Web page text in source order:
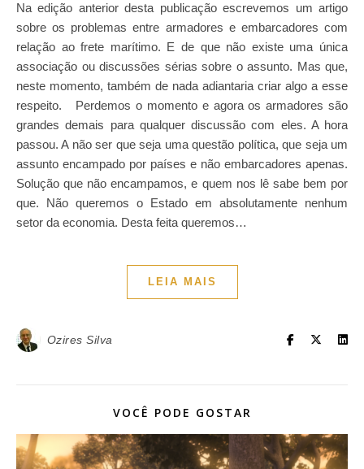
Na edição anterior desta publicação escrevemos um artigo
sobre os problemas entre armadores e embarcadores com
relação ao frete marítimo. E de que não existe uma única
associação ou discussões sérias sobre o assunto. Mas que,
neste momento, também de nada adiantaria criar algo a esse
respeito. Perdemos o momento e agora os armadores são
grandes demais para qualquer discussão com eles. A hora
passou. A não ser que seja uma questão política, que seja um
assunto encampado por países e não embarcadores apenas.
Solução que não encampamos, e quem nos lê sabe bem por
que. Não queremos o Estado em absolutamente nenhum
setor da economia. Desta feita queremos…
LEIA MAIS
Ozires Silva
VOCÊ PODE GOSTAR